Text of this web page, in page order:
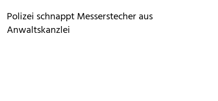
Polizei schnappt Messerstecher aus
Anwaltskanzlei